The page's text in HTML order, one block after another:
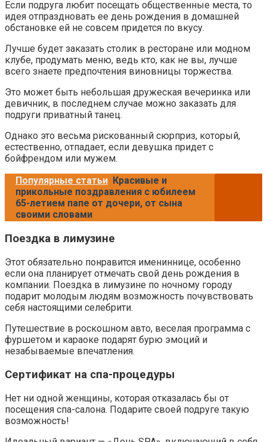
Если подруга любит посещать общественные места, то
идея отпраздновать ее день рождения в домашней
обстановке ей не совсем придется по вкусу.
Лучше будет заказать столик в ресторане или модном
клубе, продумать меню, ведь кто, как не вы, лучше
всего знаете предпочтения виновницы торжества.
Это может быть небольшая дружеская вечеринка или
девичник, в последнем случае можно заказать для
подруги приватный танец.
Однако это весьма рискованный сюрприз, который,
естественно, отпадает, если девушка придет с
бойфрендом или мужем.
Популярные статьи Красивые и
прикольные поздравления с юбилеем
65-летием папе от дочери, от сына
своими словами
Поездка в лимузине
Этот обязательно понравится имениннице, особенно
если она планирует отмечать свой день рождения в
компании. Поездка в лимузине по ночному городу
подарит молодым людям возможность почувствовать
себя настоящими селебрити.
Путешествие в роскошном авто, веселая программа с
фуршетом и караоке подарят бурю эмоций и
незабываемые впечатления.
Сертификат на спа-процедуры
Нет ни одной женщины, которая отказалась бы от
посещения спа-салона. Подарите своей подруге такую
возможность!